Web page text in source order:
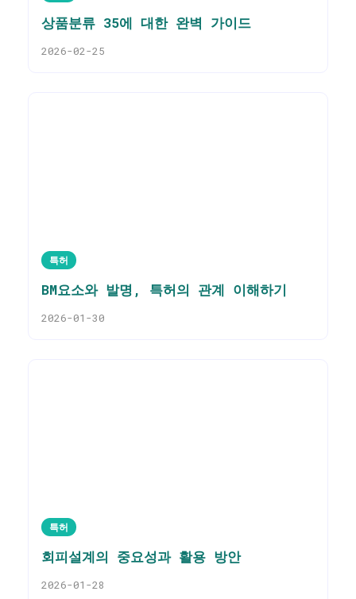
상품분류 35에 대한 완벽 가이드
2026-02-25
특허
BM요소와 발명, 특허의 관계 이해하기
2026-01-30
특허
회피설계의 중요성과 활용 방안
2026-01-28